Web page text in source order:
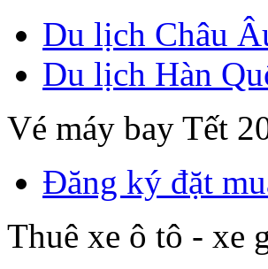
Du lịch Châu
Du lịch Hàn
Vé máy bay Tết
Đăng ký đặt
Thuê xe ô tô - xe